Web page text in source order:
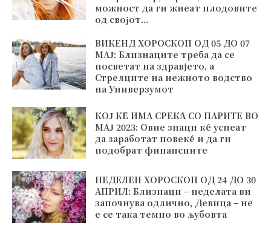
можност да ги жнеат плодовите
од својот...
ВИКЕНД ХОРОСКОП ОД 05 ДО 07
МАЈ: Близнаците треба да се
посветат на здравјето, а
Стрелците на нежното водство
на Универзумот
КОЈ ЌЕ ИМА СРЕЌА СО ПАРИТЕ ВО
МАЈ 2023: Овие знаци ќе успеат
да заработат повеќе и да ги
подобрат финансиите
НЕДЕЛЕН ХОРОСКОП ОД 24 ДО 30
АПРИЛ: Близнаци – неделата ви
започнува одлично, Девица – не
е се така темно во љубовта